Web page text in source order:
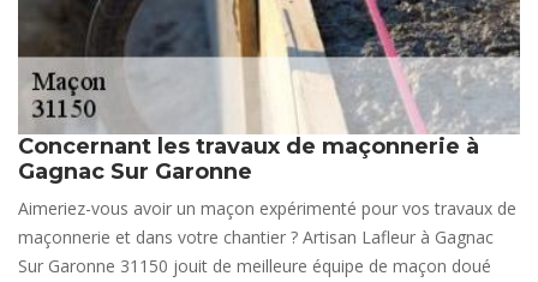
Concernant les travaux de maçonnerie à
Gagnac Sur Garonne
Aimeriez-vous avoir un maçon expérimenté pour vos travaux de
maçonnerie et dans votre chantier ? Artisan Lafleur à Gagnac
Sur Garonne 31150 jouit de meilleure équipe de maçon doué